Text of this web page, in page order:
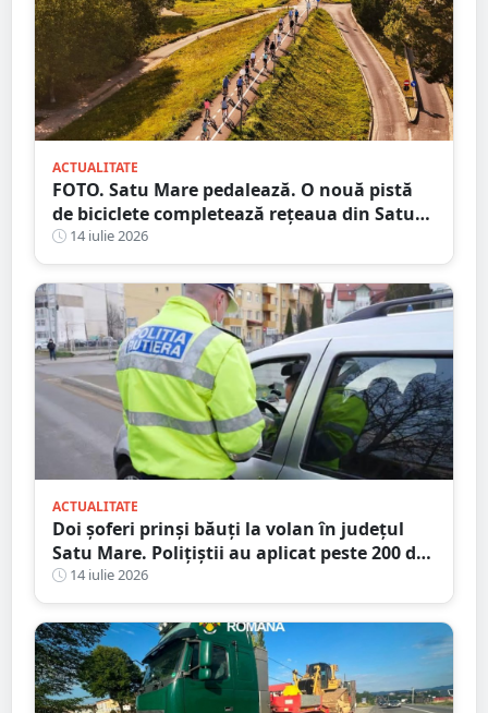
ACTUALITATE
FOTO. Satu Mare pedalează. O nouă pistă
de biciclete completează rețeaua din Satu
Mare
14 iulie 2026
ACTUALITATE
Doi șoferi prinși băuți la volan în județul
Satu Mare. Polițiștii au aplicat peste 200 de
amenzi într-o singură zi
14 iulie 2026